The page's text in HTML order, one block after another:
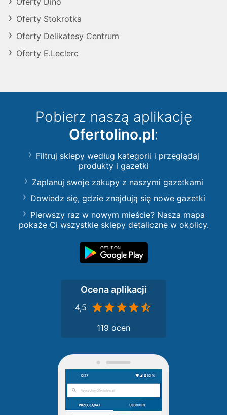
Oferty Stokrotka
Oferty Delikatesy Centrum
Oferty E.Leclerc
Pobierz naszą aplikację
Ofertolino.pl:
Filtruj sklepy według kategorii i przeglądaj
produkty i gazetki
Zaplanuj swoje zakupy z naszymi gazetkami
Dowiedz się, gdzie znajdują się nowe gazetki
Pierwszy raz w nowym mieście? Nasza mapa
pokaże Ci wszystkie sklepy detaliczne w okolicy.
Ocena aplikacji
4,5
119 ocen